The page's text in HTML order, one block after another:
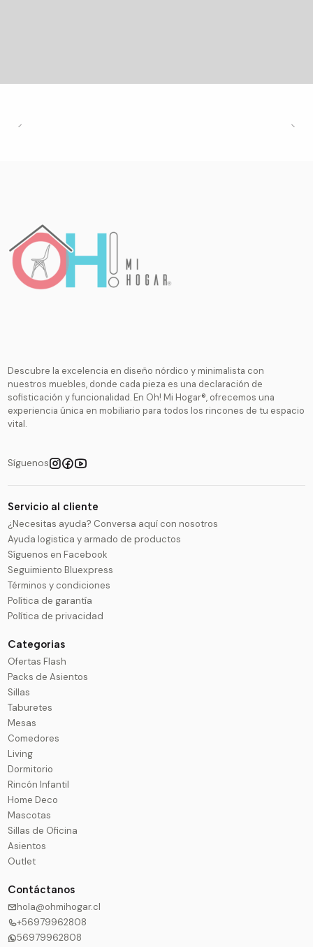
Descubre la excelencia en diseño nórdico y minimalista con
nuestros muebles, donde cada pieza es una declaración de
sofisticación y funcionalidad. En Oh! Mi Hogar®, ofrecemos una
experiencia única en mobiliario para todos los rincones de tu espacio
vital.
Síguenos
Servicio al cliente
¿Necesitas ayuda? Conversa aquí con nosotros
Ayuda logistica y armado de productos
Síguenos en Facebook
Seguimiento Bluexpress
Términos y condiciones
Política de garantía
Política de privacidad
Categorias
Ofertas Flash
Packs de Asientos
Sillas
Taburetes
Mesas
Comedores
Living
Dormitorio
Rincón Infantil
Home Deco
Mascotas
Sillas de Oficina
Asientos
Outlet
Contáctanos
hola@ohmihogar.cl
+56979962808
56979962808